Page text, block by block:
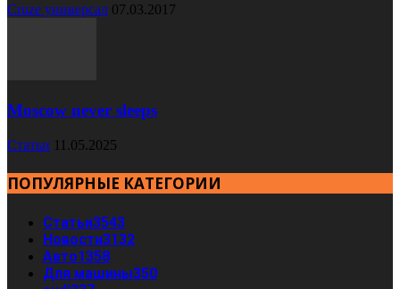
Cruze универсал 07.03.2017
Moscow never sleeps
Статьи 11.05.2025
ПОПУЛЯРНЫЕ КАТЕГОРИИ
Статьи3543
Новости3132
Авто1358
Для машины350